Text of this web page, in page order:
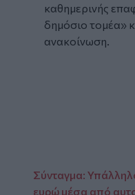
καθημερινής
δημόσιο τομέα»
ανακοίνωση.
Σύνταγμα:
ευρώ μέσα από